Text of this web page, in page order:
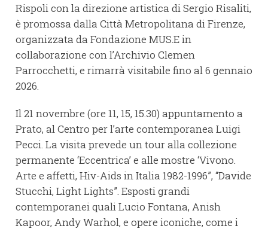
Rispoli con la direzione artistica di Sergio Risaliti,
è promossa dalla Città Metropolitana di Firenze,
organizzata da Fondazione MUS.E in
collaborazione con l’Archivio Clemen
Parrocchetti, e rimarrà visitabile fino al 6 gennaio
2026.
Il 21 novembre (ore 11, 15, 15.30) appuntamento a
Prato, al Centro per l’arte contemporanea Luigi
Pecci. La visita prevede un tour alla collezione
permanente ‘Eccentrica’ e alle mostre ‘Vivono.
Arte e affetti, Hiv-Aids in Italia 1982-1996”, “Davide
Stucchi, Light Lights”. Esposti grandi
contemporanei quali Lucio Fontana, Anish
Kapoor, Andy Warhol, e opere iconiche, come i